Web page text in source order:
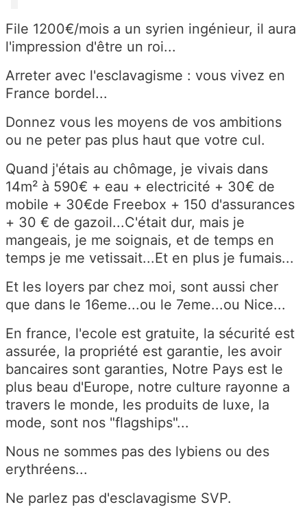
File 1200€/mois a un syrien ingénieur, il aura
l'impression d'être un roi...
Arreter avec l'esclavagisme : vous vivez en
France bordel...
Donnez vous les moyens de vos ambitions
ou ne peter pas plus haut que votre cul.
Quand j'étais au chômage, je vivais dans
14m² à 590€ + eau + electricité + 30€ de
mobile + 30€de Freebox + 150 d'assurances
+ 30 € de gazoil...C'était dur, mais je
mangeais, je me soignais, et de temps en
temps je me vetissait...Et en plus je fumais...
Et les loyers par chez moi, sont aussi cher
que dans le 16eme...ou le 7eme...ou Nice...
En france, l'ecole est gratuite, la sécurité est
assurée, la propriété est garantie, les avoir
bancaires sont garanties, Notre Pays est le
plus beau d'Europe, notre culture rayonne a
travers le monde, les produits de luxe, la
mode, sont nos "flagships"...
Nous ne sommes pas des lybiens ou des
erythréens...
Ne parlez pas d'esclavagisme SVP.